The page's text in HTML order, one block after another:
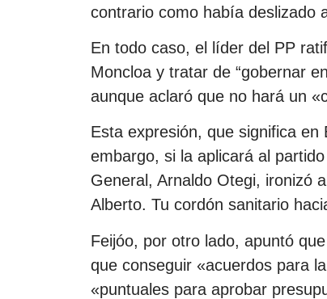
contrario como había deslizado
En todo caso, el líder del PP
Moncloa y tratar de “gobernar
aunque aclaró que no hará un
Esta expresión, que significa
embargo, si la aplicará al
General, Arnaldo Otegi, ironizó
Alberto. Tu cordón sanitario
Feijóo, por otro lado, apuntó
que conseguir «acuerdos para
«puntuales para aprobar